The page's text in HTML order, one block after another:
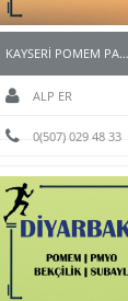
KAYSERİ POMEM PARKU KURSU
ALP ER
0(507) 029 48 33